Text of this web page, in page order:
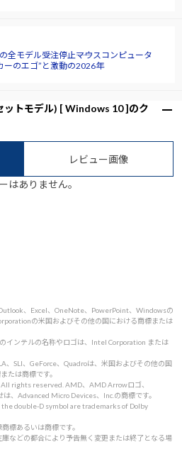
モデル受注停止――マウスコンピュータ
ーのエゴ”と激動の2026年
トモデル) [ Windows 10 ]のク
レビュー画像
はありません。
、Excel、OneNote、PowerPoint、Windowsの
の米国およびその他の国における商標または
インテルの名称やロゴは、Intel Corporation または
、SLI、GeForce、Quadroは、米国およびその他の国
たは商標です。
rights reserved. AMD、AMD Arrowロゴ、
、Advanced Micro Devices、Inc.の商標です。
the double-D symbol are trademarks of Dolby
標あるいは商標です。
などの都合により予告無く変更または終了となる場